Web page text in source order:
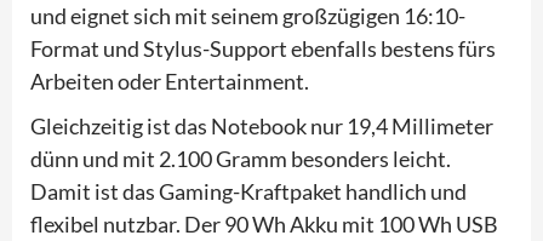
und eignet sich mit seinem großzügigen 16:10-
Format und Stylus-Support ebenfalls bestens fürs
Arbeiten oder Entertainment.
Gleichzeitig ist das Notebook nur 19,4 Millimeter
dünn und mit 2.100 Gramm besonders leicht.
Damit ist das Gaming-Kraftpaket handlich und
flexibel nutzbar. Der 90 Wh Akku mit 100 Wh USB